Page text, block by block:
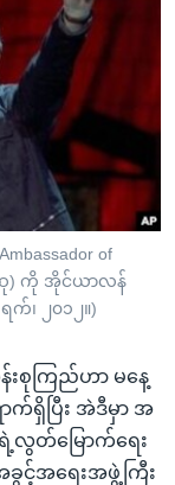
of
ဆု) ကို အိုင်ယာလန်
က်၊ ၂၀၁၂။)
န်းစုကြည်ဟာ မနေ့
က်ရှိပြီး အဲဒီမှာ အ
ရဲ့လွတ်မြောက်ရေး
ခွင့်အရေးအဖွဲ့ကြီး